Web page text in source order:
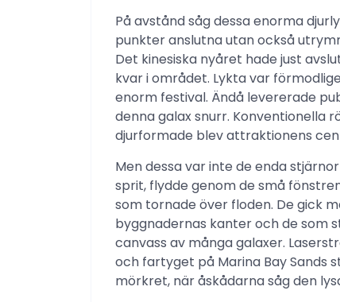
På avstånd såg dessa enorma
punkter anslutna utan också
Det kinesiska nyåret hade just
kvar i området. Lykta var
enorm festival. Ändå levererade
denna galax snurr.
djurformade blev attraktionens
Men dessa var inte de enda
sprit, flydde genom de små
som tornade över floden. De gick
byggnadernas kanter och de som
canvass av många galaxer.
och fartyget på Marina Bay Sands
mörkret, när åskådarna såg den